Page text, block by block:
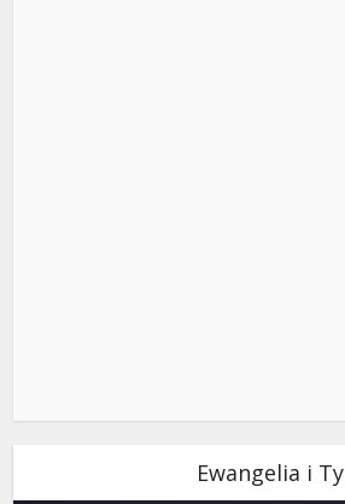
Ewangelia i Ty